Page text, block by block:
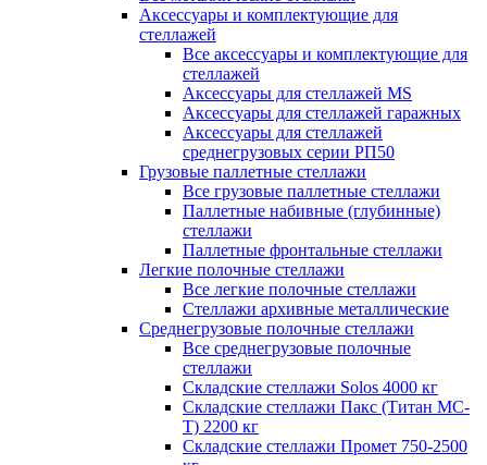
Аксессуары и комплектующие для
стеллажей
Все аксессуары и комплектующие для
стеллажей
Аксессуары для стеллажей MS
Аксессуары для стеллажей гаражных
Аксессуары для стеллажей
среднегрузовых серии РП50
Грузовые паллетные стеллажи
Все грузовые паллетные стеллажи
Паллетные набивные (глубинные)
стеллажи
Паллетные фронтальные стеллажи
Легкие полочные стеллажи
Все легкие полочные стеллажи
Стеллажи архивные металлические
Среднегрузовые полочные стеллажи
Все среднегрузовые полочные
стеллажи
Складские стеллажи Solos 4000 кг
Складские стеллажи Пакс (Титан МС-
Т) 2200 кг
Складские стеллажи Промет 750-2500